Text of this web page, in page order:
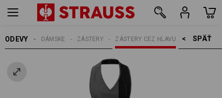
ODEVY SPÄŤ    >
ZÁSTERY CEZ HLAVU
ZÁSTERY
DÁMSKE